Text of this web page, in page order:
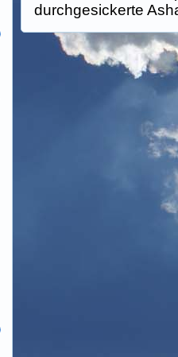
durchgesickerte